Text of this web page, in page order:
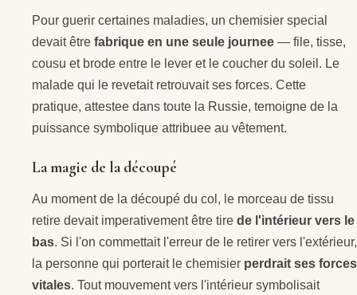
Pour guerir certaines maladies, un chemisier special
devait être fabrique en une seule journee — file, tisse,
cousu et brode entre le lever et le coucher du soleil. Le
malade qui le revetait retrouvait ses forces. Cette
pratique, attestee dans toute la Russie, temoigne de la
puissance symbolique attribuee au vêtement.
La magie de la découpé
Au moment de la découpé du col, le morceau de tissu
retire devait imperativement être tire de l'intérieur vers le
bas. Si l'on commettait l'erreur de le retirer vers l'extérieur,
la personne qui porterait le chemisier perdrait ses forces
vitales. Tout mouvement vers l'intérieur symbolisait